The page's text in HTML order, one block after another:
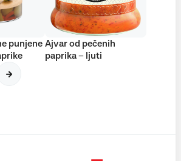
punjene Ajvar od pečenih
paprika – ljuti